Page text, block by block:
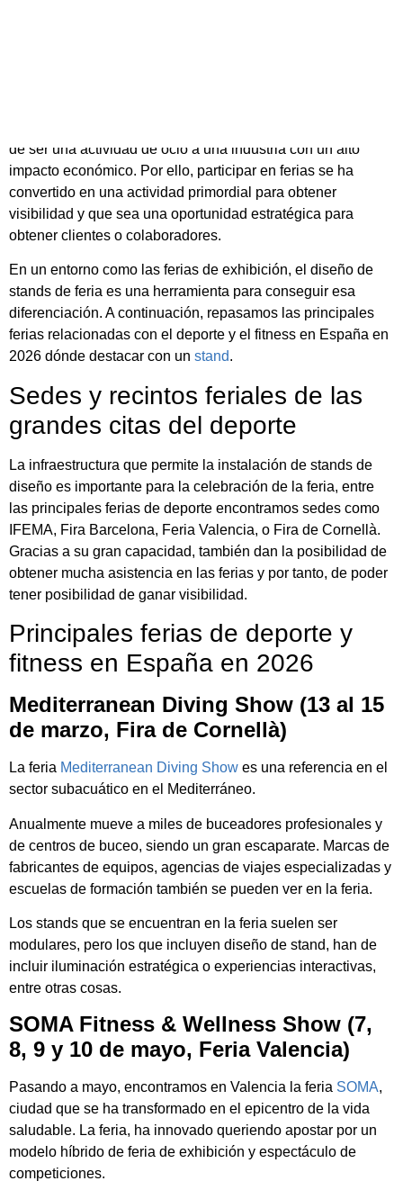
de ser una actividad de ocio a una industria con un alto
impacto económico. Por ello, participar en ferias se ha
convertido en una actividad primordial para obtener
visibilidad y que sea una oportunidad estratégica para
obtener clientes o colaboradores.
En un entorno como las ferias de exhibición, el diseño de
stands de feria es una herramienta para conseguir esa
diferenciación. A continuación, repasamos las principales
ferias relacionadas con el deporte y el fitness en España en
2026 dónde destacar con un stand.
Sedes y recintos feriales de las
grandes citas del deporte
La infraestructura que permite la instalación de stands de
diseño es importante para la celebración de la feria, entre
las principales ferias de deporte encontramos sedes como
IFEMA, Fira Barcelona, Feria Valencia, o Fira de Cornellà.
Gracias a su gran capacidad, también dan la posibilidad de
obtener mucha asistencia en las ferias y por tanto, de poder
tener posibilidad de ganar visibilidad.
Principales ferias de deporte y
fitness en España en 2026
Mediterranean Diving Show (13 al 15
de marzo, Fira de Cornellà)
La feria Mediterranean Diving Show es una referencia en el
sector subacuático en el Mediterráneo.
Anualmente mueve a miles de buceadores profesionales y
de centros de buceo, siendo un gran escaparate. Marcas de
fabricantes de equipos, agencias de viajes especializadas y
escuelas de formación también se pueden ver en la feria.
Los stands que se encuentran en la feria suelen ser
modulares, pero los que incluyen diseño de stand, han de
incluir iluminación estratégica o experiencias interactivas,
entre otras cosas.
SOMA Fitness & Wellness Show (7,
8, 9 y 10 de mayo, Feria Valencia)
Pasando a mayo, encontramos en Valencia la feria SOMA,
ciudad que se ha transformado en el epicentro de la vida
saludable. La feria, ha innovado queriendo apostar por un
modelo híbrido de feria de exhibición y espectáculo de
competiciones.